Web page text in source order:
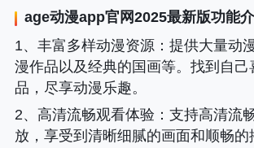
age动漫app官网2025最新版功能
1、 丰富多样动漫资源：提供大量动
漫作品以及经典的国画等。找到自己
品，尽享动漫乐趣。
2、 高清流畅观看体验 ：支持高清流
放，享受到清晰细腻的画面和顺畅的